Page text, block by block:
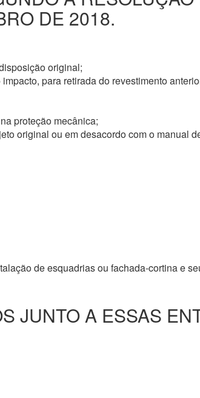
DE 2018.
original;
para retirada do revestimento
proteção mecânica;
original ou em desacordo com o manual
de esquadrias ou fachada-cortina e
JUNTO A ESSAS